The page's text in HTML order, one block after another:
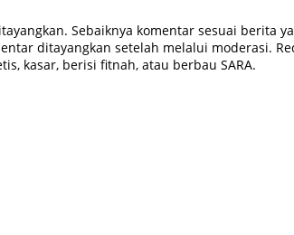
Sebaiknya komentar sesuai berita
ditayangkan setelah melalui moderasi.
kasar, berisi fitnah, atau berbau SARA.